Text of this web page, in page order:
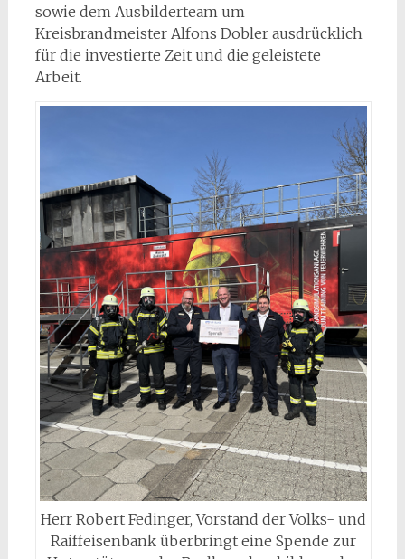
sowie dem Ausbilderteam um
Kreisbrandmeister Alfons Dobler ausdrücklich
für die investierte Zeit und die geleistete
Arbeit.
Herr Robert Fedinger, Vorstand der Volks- und
Raiffeisenbank überbringt eine Spende zur